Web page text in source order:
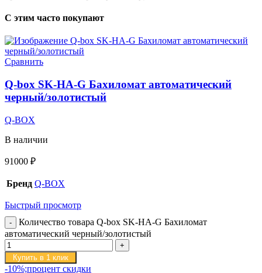
С этим часто покупают
Сравнить
Q-box SK-HA-G Бахиломат автоматический
черный/золотистый
Q-BOX
В наличии
91000 ₽
Бренд Q-BOX
Быстрый просмотр
Количество товара Q-box SK-HA-G Бахиломат
автоматический черный/золотистый
Купить в 1 клик
-10%;процент скидки